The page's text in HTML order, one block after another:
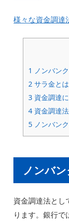
様々な資金調達
1 ノンバン
2 サラ金と
3 資金調達
4 資金調達
5 ノンバン
ノンバ
資金調達法とし
ります。銀行